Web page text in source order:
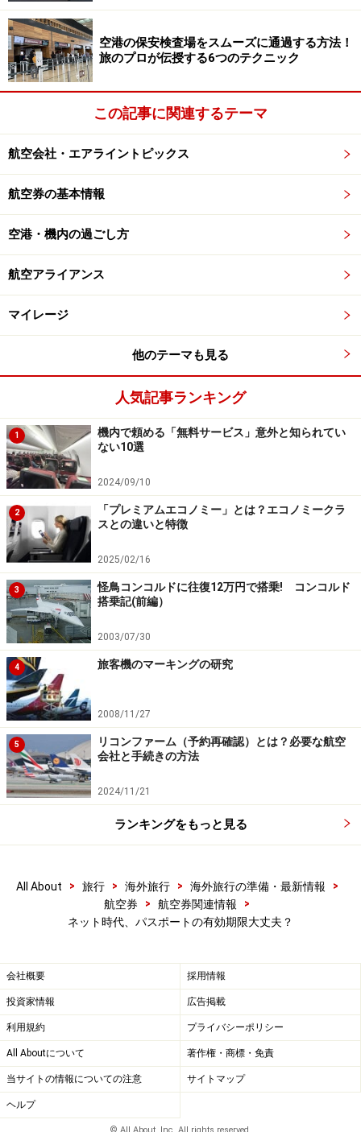
日・年末年始（12月29日～1月3日）を除いた6日間の日
数を要します。つまり、土・日・祝日を含めると、8日
～9日程度かかることになります。
では、どのタイミングでパスポートを更新す
るのがベストであるのか？について取り上げます。
※記事内容は執筆時点のものです。最新の内容をご確認くださ
い。
※海外を訪れる際には最新情報の入手に努め、「外務省 海外安全
ホームページ」を確認するなど、安全確保に十分注意を払ってく
ださい。
1/2 次のページへ
空港の保安検査場をスムーズに通過する方法！
旅のプロが伝授する6つのテクニック
この記事に関連するテーマ
航空会社・エアライントピックス
航空券の基本情報
空港・機内の過ごし方
航空アライアンス
マイレージ
他のテーマも見る
人気記事ランキング
1
機内で頼める「無料サービス」意外と知られてい
ない10選
2024/09/10
2
「プレミアムエコノミー」とは？エコノミークラ
スとの違いと特徴
2025/02/16
3
怪鳥コンコルドに往復12万円で搭乗! コンコルド
搭乗記(前編）
2003/07/30
4 旅客機のマーキングの研究
2008/11/27
5
リコンファーム（予約再確認）とは？必要な航空
会社と手続きの方法
2024/11/21
ランキングをもっと見る
All About > 旅行 > 海外旅行 > 海外旅行の準備・最新情報
>
航空券
> 航空券関連情報
>
ネット時代、パスポートの有効期限大丈夫？
会社概要 採用情報
投資家情報 広告掲載
利用規約 プライバシーポリシー
All Aboutについて 著作権・商標・免責
当サイトの情報についての注意 サイトマップ
ヘルプ